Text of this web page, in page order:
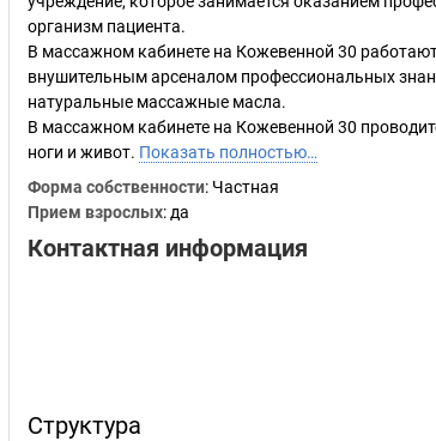
организм пациента.
В массажном кабинете на Кожевенной 30
внушительным арсеналом профессиональных
натуральные массажные масла.
В массажном кабинете на Кожевенной 30
ноги и живот. Показать полностью…
Форма собственности: Частная
Прием взрослых: да
Контактная информация
Структура